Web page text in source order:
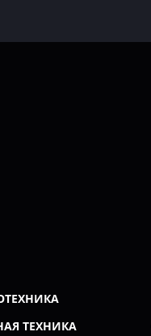
ТЕХНИКА